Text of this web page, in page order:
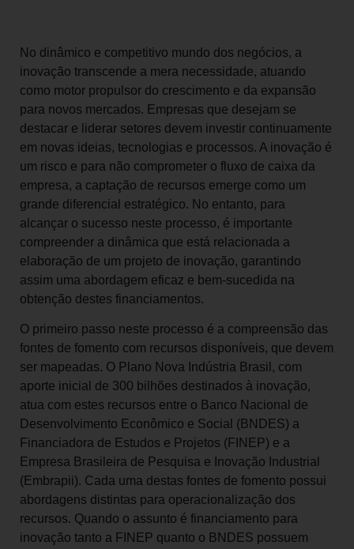
No dinâmico e competitivo mundo dos negócios, a
inovação transcende a mera necessidade, atuando
como motor propulsor do crescimento e da expansão
para novos mercados. Empresas que desejam se
destacar e liderar setores devem investir continuamente
em novas ideias, tecnologias e processos. A inovação é
um risco e para não comprometer o fluxo de caixa da
empresa, a captação de recursos emerge como um
grande diferencial estratégico. No entanto, para
alcançar o sucesso neste processo, é importante
compreender a dinâmica que está relacionada a
elaboração de um projeto de inovação, garantindo
assim uma abordagem eficaz e bem-sucedida na
obtenção destes financiamentos.
O primeiro passo neste processo é a compreensão das
fontes de fomento com recursos disponíveis, que devem
ser mapeadas. O Plano Nova Indústria Brasil, com
aporte inicial de 300 bilhões destinados à inovação,
atua com estes recursos entre o Banco Nacional de
Desenvolvimento Econômico e Social (BNDES) a
Financiadora de Estudos e Projetos (FINEP) e a
Empresa Brasileira de Pesquisa e Inovação Industrial
(Embrapii). Cada uma destas fontes de fomento possui
abordagens distintas para operacionalização dos
recursos. Quando o assunto é financiamento para
inovação tanto a FINEP quanto o BNDES possuem